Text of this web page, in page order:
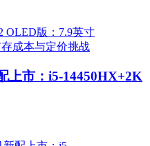
上市：i5-14450HX+2K